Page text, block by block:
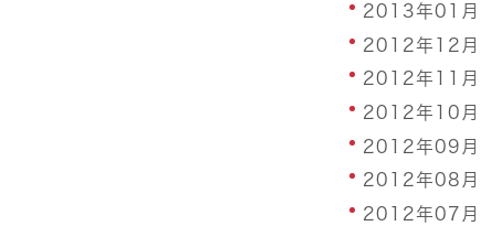
2013年01月
2012年12月
2012年11月
2012年10月
2012年09月
2012年08月
2012年07月